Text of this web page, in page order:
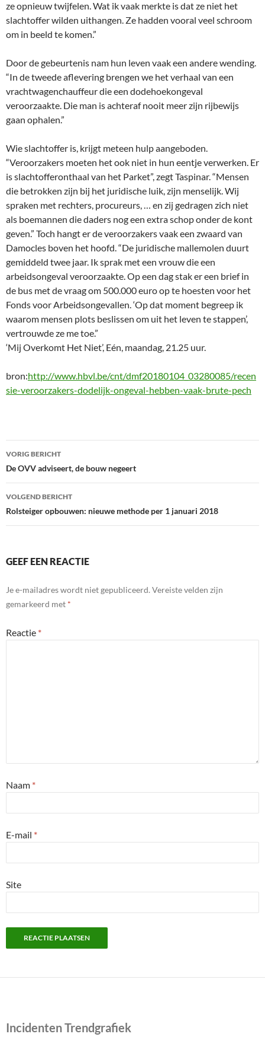
ze opnieuw twijfelen. Wat ik vaak merkte is dat ze niet het
slachtoffer wilden uithangen. Ze hadden vooral veel schroom
om in beeld te komen.”
Door de gebeurtenis nam hun leven vaak een andere wending.
“In de tweede aflevering brengen we het verhaal van een
vrachtwagenchauffeur die een dodehoekongeval
veroorzaakte. Die man is achteraf nooit meer zijn rijbewijs
gaan ophalen.”
Wie slachtoffer is, krijgt meteen hulp aangeboden.
“Veroorzakers moeten het ook niet in hun eentje verwerken. Er
is slachtofferonthaal van het Parket”, zegt Taspinar. “Mensen
die betrokken zijn bij het juridische luik, zijn menselijk. Wij
spraken met rechters, procureurs, … en zij gedragen zich niet
als boemannen die daders nog een extra schop onder de kont
geven.” Toch hangt er de veroorzakers vaak een zwaard van
Damocles boven het hoofd. “De juridische mallemolen duurt
gemiddeld twee jaar. Ik sprak met een vrouw die een
arbeidsongeval veroorzaakte. Op een dag stak er een brief in
de bus met de vraag om 500.000 euro op te hoesten voor het
Fonds voor Arbeidsongevallen. ‘Op dat moment begreep ik
waarom mensen plots beslissen om uit het leven te stappen’,
vertrouwde ze me toe.”
‘Mij Overkomt Het Niet’, Eén, maandag, 21.25 uur.
bron:http://www.hbvl.be/cnt/dmf20180104_03280085/recen
sie-veroorzakers-dodelijk-ongeval-hebben-vaak-brute-pech
Bericht
navigatie
VORIG BERICHT
De OVV adviseert, de bouw negeert
VOLGEND BERICHT
Rolsteiger opbouwen: nieuwe methode per 1 januari 2018
GEEF EEN REACTIE
Je e-mailadres wordt niet gepubliceerd. Vereiste velden zijn
gemarkeerd met *
Reactie *
Naam *
E-mail *
Site
Incidenten Trendgrafiek